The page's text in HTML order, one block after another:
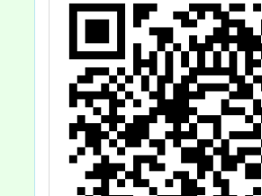
參加，詳如說
明，請查照。